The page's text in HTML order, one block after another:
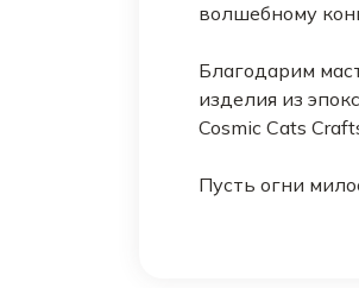
волшебному
Благодарим
изделия из
Cosmic Cats
Пусть огни